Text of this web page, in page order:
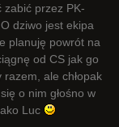
zabić przez PK-
dziwo jest ekipa
planuję powrót na
od CS jak go
ale chłopak
o nim głośno w
Luc